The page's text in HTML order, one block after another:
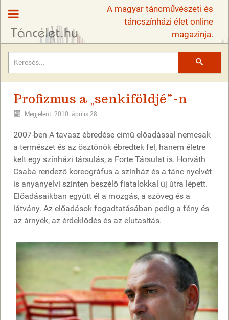
A magyar táncművészeti és
táncszínházi élet online
magazinja.
Profizmus a „senkiföldjé”-n
Megjelent: 2010. április 28.
2007-ben A tavasz ébredése című előadással nemcsak
a természet és az ösztönök ébredtek fel, hanem életre
kelt egy színházi társulás, a Forte Társulat is. Horváth
Csaba rendező koreográfus a színház és a tánc nyelvét
is anyanyelvi szinten beszélő fiatalokkal új útra lépett.
Előadásaikban együtt él a mozgás, a szöveg és a
látvány. Az előadások fogadtatásában pedig a fény és
az árnyék, az érdeklődés és az elutasítás.